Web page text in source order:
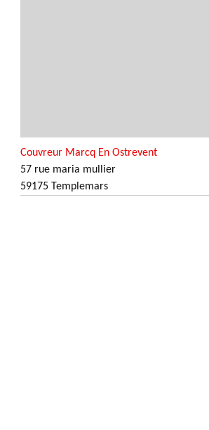
Couvreur Marcq En Ostrevent
57 rue maria mullier
59175 Templemars